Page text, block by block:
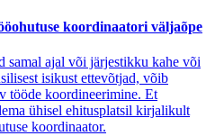
koordinaatori väljaõpe
samal ajal või järjestikku kahe või
isikust ettevõtjad, võib
tööde koordineerimine. Et
ühisel ehitusplatsil kirjalikult
koordinaator.